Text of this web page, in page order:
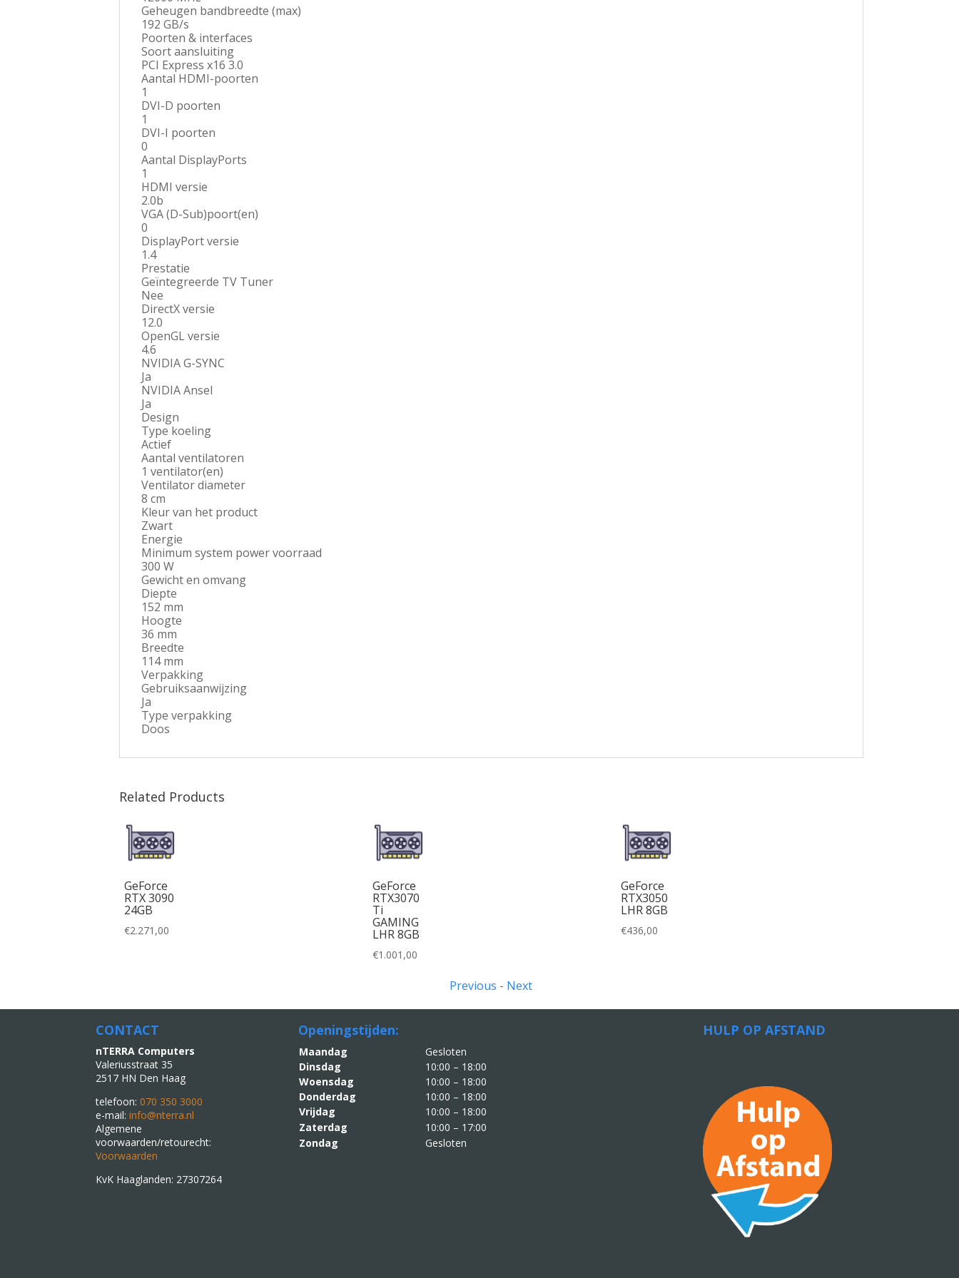
Geheugen bandbreedte (max)
192 GB/s
Poorten & interfaces
Soort aansluiting
PCI Express x16 3.0
Aantal HDMI-poorten
1
DVI-D poorten
1
DVI-I poorten
0
Aantal DisplayPorts
1
HDMI versie
2.0b
VGA (D-Sub)poort(en)
0
DisplayPort versie
1.4
Prestatie
Geïntegreerde TV Tuner
Nee
DirectX versie
12.0
OpenGL versie
4.6
NVIDIA G-SYNC
Ja
NVIDIA Ansel
Ja
Design
Type koeling
Actief
Aantal ventilatoren
1 ventilator(en)
Ventilator diameter
8 cm
Kleur van het product
Zwart
Energie
Minimum system power voorraad
300 W
Gewicht en omvang
Diepte
152 mm
Hoogte
36 mm
Breedte
114 mm
Verpakking
Gebruiksaanwijzing
Ja
Type verpakking
Doos
Related Products
GeForce
RTX 3090
24GB
€2.271,00
GeForce
RTX3070
Ti
GAMING
LHR 8GB
€1.001,00
GeForce
RTX3050
LHR 8GB
€436,00
Previous - Next
CONTACT
nTERRA Computers
Valeriusstraat 35
2517 HN Den Haag
telefoon:070 350 3000
e-mail:info@nterra.nl
Algemene
voorwaarden/retourecht:
Voorwaarden
KvK Haaglanden: 27307264
Openingstijden:
Maandag
Gesloten
Dinsdag
10:00 – 18:00
Woensdag
10:00 – 18:00
Donderdag
10:00 – 18:00
Vrijdag
10:00 – 18:00
Zaterdag
10:00 – 17:00
Zondag
Gesloten
HULP OP AFSTAND